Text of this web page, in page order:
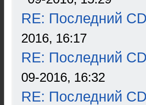
RE: Последний
2016, 16:17
RE: Последний
09-2016, 16:32
RE: Последний